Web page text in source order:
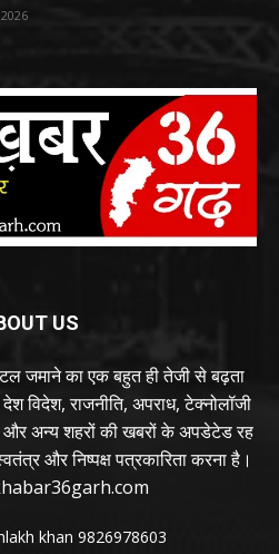
US
जमाने का एक बहुत ही तेजी से बढ़ता
विदेश, राजनीति, अपराध, टेक्नोलॉजी
और अन्य शहरों की खबरों के अपडेटेड रह
और निष्पक्ष पत्रकारिता करना है।
khan 9826978603